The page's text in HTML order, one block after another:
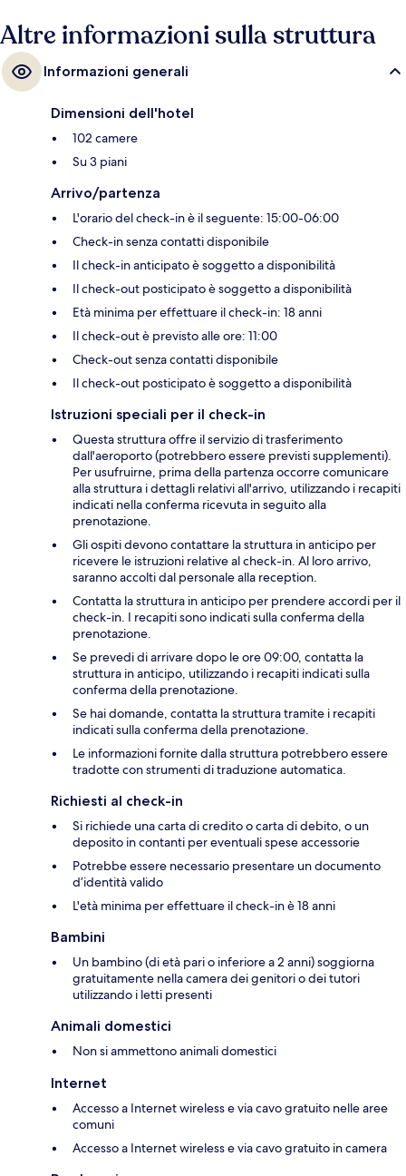
Altre informazioni sulla struttura
Informazioni generali
Dimensioni dell'hotel
102 camere
Su 3 piani
Arrivo/partenza
L'orario del check-in è il seguente: 15:00-06:00
Check-in senza contatti disponibile
Il check-in anticipato è soggetto a disponibilità
Il check-out posticipato è soggetto a disponibilità
Età minima per effettuare il check-in: 18 anni
Il check-out è previsto alle ore: 11:00
Check-out senza contatti disponibile
Il check-out posticipato è soggetto a disponibilità
Istruzioni speciali per il check-in
Questa struttura offre il servizio di trasferimento
dall'aeroporto (potrebbero essere previsti supplementi).
Per usufruirne, prima della partenza occorre comunicare
alla struttura i dettagli relativi all'arrivo, utilizzando i recapiti
indicati nella conferma ricevuta in seguito alla
prenotazione.
Gli ospiti devono contattare la struttura in anticipo per
ricevere le istruzioni relative al check-in. Al loro arrivo,
saranno accolti dal personale alla reception.
Contatta la struttura in anticipo per prendere accordi per il
check-in. I recapiti sono indicati sulla conferma della
prenotazione.
Se prevedi di arrivare dopo le ore 09:00, contatta la
struttura in anticipo, utilizzando i recapiti indicati sulla
conferma della prenotazione.
Se hai domande, contatta la struttura tramite i recapiti
indicati sulla conferma della prenotazione.
Le informazioni fornite dalla struttura potrebbero essere
tradotte con strumenti di traduzione automatica.
Richiesti al check-in
Si richiede una carta di credito o carta di debito, o un
deposito in contanti per eventuali spese accessorie
Potrebbe essere necessario presentare un documento
d’identità valido
L'età minima per effettuare il check-in è 18 anni
Bambini
Un bambino (di età pari o inferiore a 2 anni) soggiorna
gratuitamente nella camera dei genitori o dei tutori
utilizzando i letti presenti
Animali domestici
Non si ammettono animali domestici
Internet
Accesso a Internet wireless e via cavo gratuito nelle aree
comuni
Accesso a Internet wireless e via cavo gratuito in camera